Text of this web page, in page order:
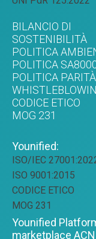
BILANCIO DI
SOSTENIBILITÀ
POLITICA
POLITICA
POLITICA
CODICE ETICO
MOG 231
Younified:
ISO/IEC
ISO 9001:2015
CODICE ETICO
MOG 231
Younified
marketplace ACN